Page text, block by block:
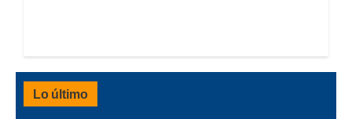
Lo último